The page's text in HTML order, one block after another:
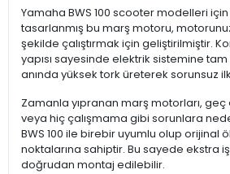
Yamaha BWS 100 scooter modelleri
tasarlanmış bu marş motoru,
şekilde çalıştırmak için geliştirilmiştir.
yapısı sayesinde elektrik sistemine
anında yüksek tork üreterek sorunsuz
Zamanla yıpranan marş motorları, geç
veya hiç çalışmama gibi sorunlara
BWS 100 ile birebir uyumlu olup orijinal
noktalarına sahiptir. Bu sayede ekstra
doğrudan montaj edilebilir.